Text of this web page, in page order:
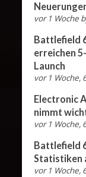
vor 1 Woche
Battlefield
erreichen
Launch
vor 1 Woche,
Electronic
nimmt
vor 1 Woche,
Battlefield
Statistiken
vor 1 Woche,